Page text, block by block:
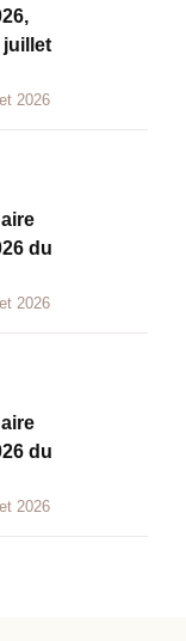
juillet
2026
du
2026
du
2026